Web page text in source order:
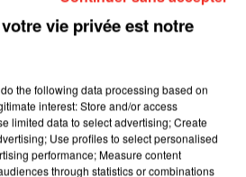
vie privée est notre
do the following data processing based on
interest: Store and/or access
limited data to select advertising; Create
Use profiles to select personalised
performance; Measure content
through statistics or combinations